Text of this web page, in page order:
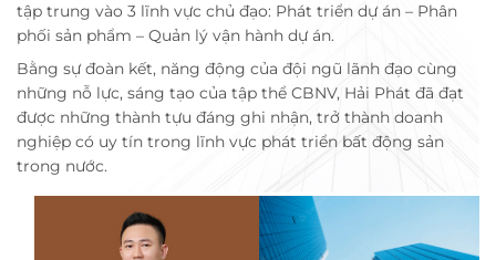
tập trung vào 3 lĩnh vực chủ đạo: Phát triển dự án – Phân
phối sản phẩm – Quản lý vận hành dự án.
Bằng sự đoàn kết, năng động của đội ngũ lãnh đạo cùng
những nỗ lực, sáng tạo của tập thể CBNV, Hải Phát đã đạt
được những thành tựu đáng ghi nhận, trở thành doanh
nghiệp có uy tín trong lĩnh vực phát triển bất động sản
trong nước.